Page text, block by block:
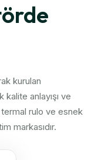
kurulan
anlayışı ve
rulo ve esnek
markasıdır.